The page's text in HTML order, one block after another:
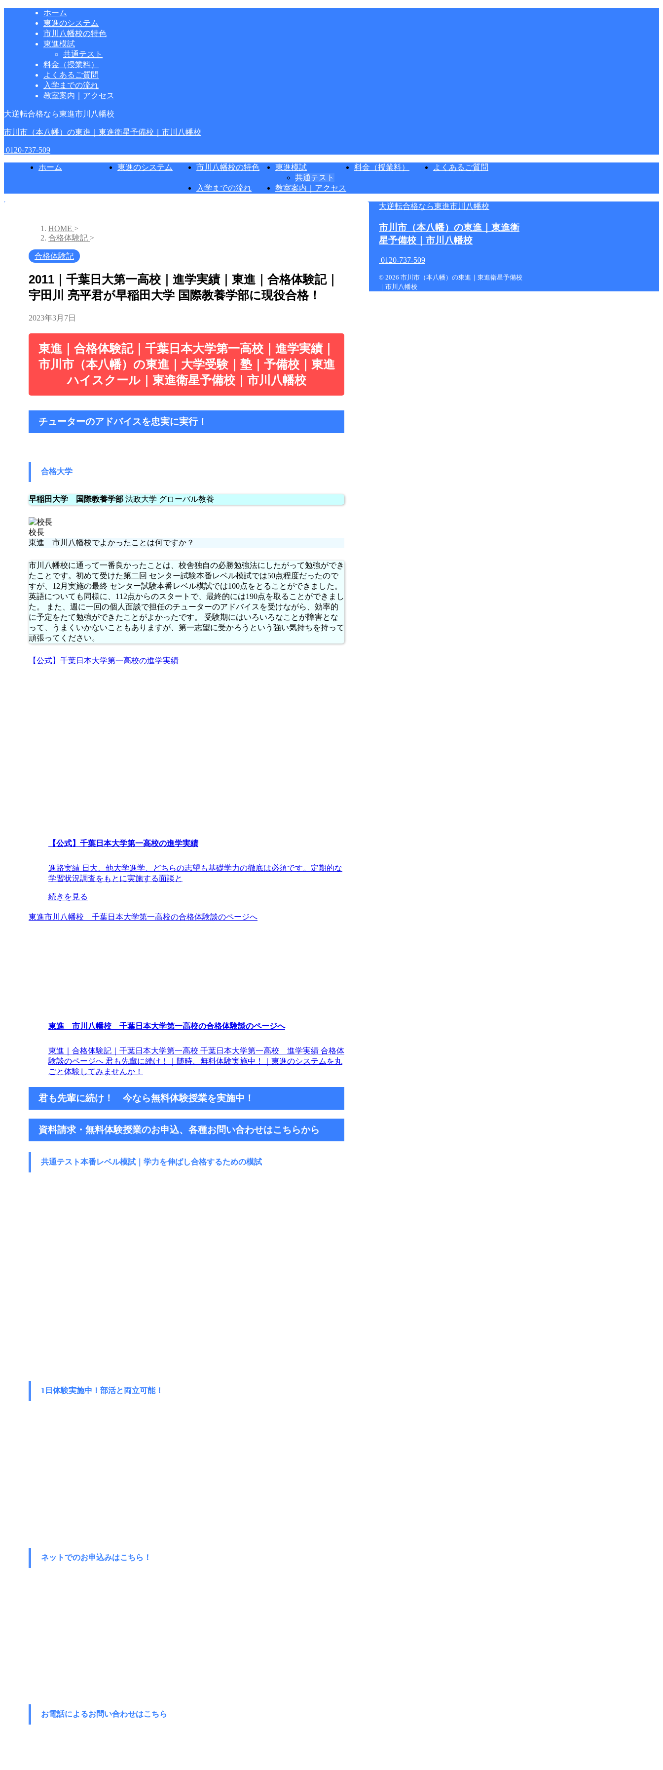
ホーム
東進のシステム
市川八幡校の特色
東進模試
共通テスト
料金（授業料）
よくあるご質問
入学までの流れ
教室案内｜アクセス
大逆転合格なら東進市川八幡校
市川市（本八幡）の東進｜東進衛星予備校｜市川八幡校
0120-737-509
ホーム 東進のシステム 市川八幡校の特色
東進模試
共通テスト
料金（授業料） よくあるご質問
入学までの流れ 教室案内｜アクセス
HOME >
合格体験記 >
合格体験記
2011｜千葉日大第一高校｜進学実績｜東進｜合格体験記｜
宇田川 亮平君が早稲田大学 国際教養学部に現役合格！
2023年3月7日
東進｜合格体験記｜千葉日本大学第一高校｜進学実績｜
市川市（本八幡）の東進｜大学受験｜塾｜予備校｜東進
ハイスクール｜東進衛星予備校｜市川八幡校
チューターのアドバイスを忠実に実行！
合格大学
早稲田大学 国際教養学部 法政大学 グローバル教養
校長
東進 市川八幡校でよかったことは何ですか？
市川八幡校に通って一番良かったことは、校舎独自の必勝勉強法にしたがって勉強ができ
たことです。初めて受けた第二回 センター試験本番レベル模試では50点程度だったので
すが、12月実施の最終 センター試験本番レベル模試では100点をとることができました。
英語についても同様に、112点からのスタートで、最終的には190点を取ることができまし
た。 また、週に一回の個人面談で担任のチューターのアドバイスを受けながら、効率的
に予定をたて勉強ができたことがよかったです。 受験期にはいろいろなことが障害とな
って、うまくいかないこともありますが、第一志望に受かろうという強い気持ちを持って
頑張ってください。
【公式】千葉日本大学第一高校の進学実績
【公式】千葉日本大学第一高校の進学実績
進路実績 日大、他大学進学、どちらの志望も基礎学力の徹底は必須です。定期的な
学習状況調査をもとに実施する面談と
続きを見る
東進市川八幡校 千葉日本大学第一高校の合格体験談のページへ
東進 市川八幡校 千葉日本大学第一高校の合格体験談のページへ
東進｜合格体験記｜千葉日本大学第一高校 千葉日本大学第一高校 進学実績 合格体
験談のページへ 君も先輩に続け！｜随時、無料体験実施中！｜東進のシステムを丸
ごと体験してみませんか！
君も先輩に続け！ 今なら無料体験授業を実施中！
資料請求・無料体験授業のお申込、各種お問い合わせはこちらから
共通テスト本番レベル模試｜学力を伸ばし合格するための模試
1日体験実施中！部活と両立可能！
ネットでのお申込みはこちら！
お電話によるお問い合わせはこちら
大逆転合格なら東進市川八幡校
市川市（本八幡）の東進｜東進衛
星予備校｜市川八幡校
0120-737-509
© 2026 市川市（本八幡）の東進｜東進衛星予備校
｜市川八幡校